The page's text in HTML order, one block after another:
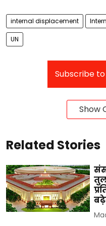
internal displacement
UN
Subscribe
Show
Related Stories